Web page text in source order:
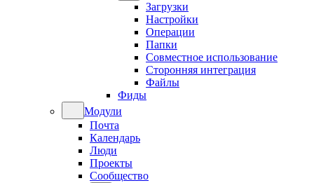
Загрузки
Настройки
Операции
Папки
Совместное использование
Сторонняя интеграция
Файлы
Фиды
Модули
Почта
Календарь
Люди
Проекты
Сообщество